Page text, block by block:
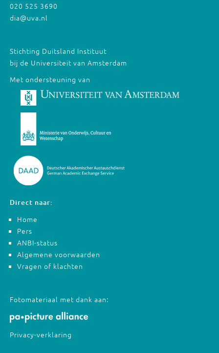
020 525 3690
dia@uva.nl
Stichting Duitsland Instituut
bij de Universiteit van Amsterdam
Met ondersteuning van
Direct naar:
Home
Pers
ANBI-status
Algemene voorwaarden
Vragen of klachten
Fotomateriaal met dank aan:
Privacy-verklaring